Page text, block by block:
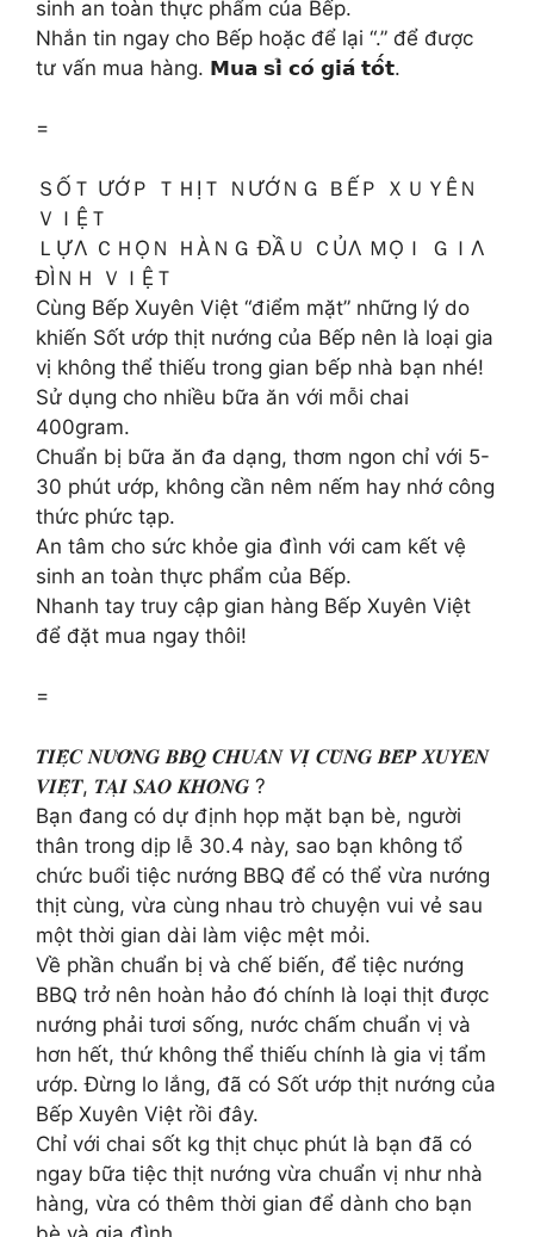
sinh an toàn thực phẩm của Bếp.
Nhắn tin ngay cho Bếp hoặc để lại “.” để được
tư vấn mua hàng. 𝗠𝘂𝗮 𝘀𝗶̉ 𝗰𝗼́ 𝗴𝗶𝗮́ 𝘁𝗼̂́𝘁.
=
ＳỐＴ ƯỚＰ ＴＨỊＴ ＮƯỚＮＧ ＢẾＰ ＸＵＹÊＮ
ＶＩỆＴ
ＬỰΛ ＣＨỌＮ ＨÀＮＧ ĐẦＵ ＣỦΛ ＭỌＩ ＧＩΛ
ĐÌＮＨ ＶＩỆＴ
Cùng Bếp Xuyên Việt “điểm mặt” những lý do
khiến Sốt ướp thịt nướng của Bếp nên là loại gia
vị không thể thiếu trong gian bếp nhà bạn nhé!
Sử dụng cho nhiều bữa ăn với mỗi chai
400gram.
Chuẩn bị bữa ăn đa dạng, thơm ngon chỉ với 5-
30 phút ướp, không cần nêm nếm hay nhớ công
thức phức tạp.
An tâm cho sức khỏe gia đình với cam kết vệ
sinh an toàn thực phẩm của Bếp.
Nhanh tay truy cập gian hàng Bếp Xuyên Việt
để đặt mua ngay thôi!
=
𝑻𝑰𝑬̣̂𝑪 𝑵𝑼̛𝑶̛́𝑵𝑮 𝑩𝑩𝑸 𝑪𝑯𝑼𝑨̂̉𝑵 𝑽𝑰̣ 𝑪𝑼̀𝑵𝑮 𝑩𝑬̂́𝑷 𝑿𝑼𝒀𝑬̂𝑵
𝑽𝑰𝑬̣̂𝑻, 𝑻𝑨̣𝑰 𝑺𝑨𝑶 𝑲𝑯𝑶̂𝑵𝑮 ?
Bạn đang có dự định họp mặt bạn bè, người
thân trong dịp lễ 30.4 này, sao bạn không tổ
chức buổi tiệc nướng BBQ để có thể vừa nướng
thịt cùng, vừa cùng nhau trò chuyện vui vẻ sau
một thời gian dài làm việc mệt mỏi.
Về phần chuẩn bị và chế biến, để tiệc nướng
BBQ trở nên hoàn hảo đó chính là loại thịt được
nướng phải tươi sống, nước chấm chuẩn vị và
hơn hết, thứ không thể thiếu chính là gia vị tẩm
ướp. Đừng lo lắng, đã có Sốt ướp thịt nướng của
Bếp Xuyên Việt rồi đây.
Chỉ với chai sốt kg thịt chục phút là bạn đã có
ngay bữa tiệc thịt nướng vừa chuẩn vị như nhà
hàng, vừa có thêm thời gian để dành cho bạn